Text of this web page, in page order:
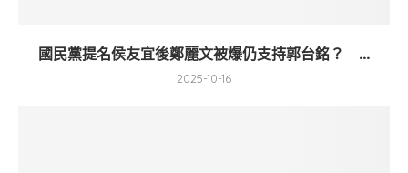
國民黨提名侯友宜後鄭麗文被爆仍支持郭台銘？ ...
2025-10-16